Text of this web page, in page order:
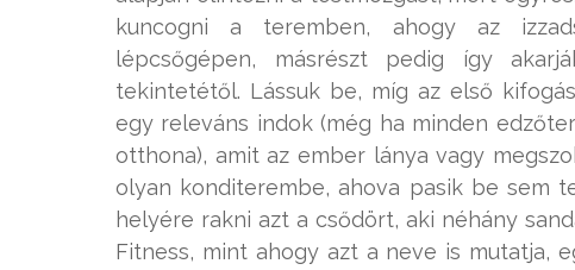
kuncogni a teremben, ahogy az
lépcsőgépen, másrészt pedig így
tekintetétől. Lássuk be, míg az első
egy releváns indok (még ha minden
otthona), amit az ember lánya vagy
olyan konditerembe, ahova pasik be sem
helyére rakni azt a csődört, aki néhány
Fitness, mint ahogy azt a neve is mutatja,